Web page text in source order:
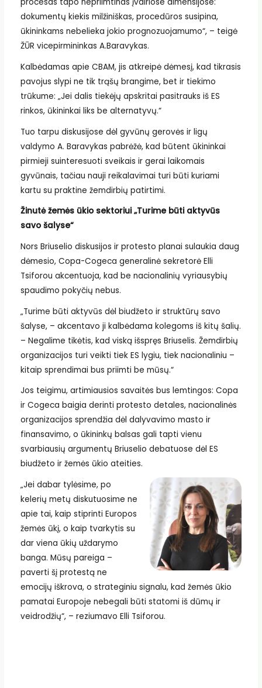
dokumentų kiekis milžiniškas, procedūros susipina,
ūkininkams nebelieka jokio prognozuojamumo“, – teigė
ŽŪR vicepirmininkas A.Baravykas.
Kalbėdamas apie CBAM, jis atkreipė dėmesį, kad tikrasis
pavojus slypi ne tik trąšų brangime, bet ir tiekimo
trūkume: „Jei dalis tiekėjų apskritai pasitrauks iš ES
rinkos, ūkininkai liks be alternatyvų.“
Tuo tarpu diskusijose dėl gyvūnų gerovės ir ligų
valdymo A. Baravykas pabrėžė, kad būtent ūkininkai
pirmieji suinteresuoti sveikais ir gerai laikomais
gyvūnais, tačiau nauji reikalavimai turi būti kuriami
kartu su praktine žemdirbių patirtimi.
Žinutė žemės ūkio sektoriui „Turime būti aktyvūs
savo šalyse“
Nors Briuselio diskusijos ir protesto planai sulaukia daug
dėmesio, Copa-Cogeca generalinė sekretorė Elli
Tsiforou akcentuoja, kad be nacionalinių vyriausybių
spaudimo pokyčių nebus.
„Turime būti aktyvūs dėl biudžeto ir struktūrų savo
šalyse, – akcentavo ji kalbėdama kolegoms iš kitų šalių.
– Negalime tikėtis, kad viską išspręs Briuselis. Žemdirbių
organizacijos turi veikti tiek ES lygiu, tiek nacionaliniu –
kitaip sprendimai bus priimti be mūsų.“
Jos teigimu, artimiausios savaitės bus lemtingos: Copa
ir Cogeca baigia derinti protesto detales, nacionalinės
organizacijos sprendžia dėl dalyvavimo masto ir
finansavimo, o ūkininkų balsas gali tapti vienu
svarbiausių argumentų Briuselio debatuose dėl ES
biudžeto ir žemės ūkio ateities.
„Jei dabar tylėsime, po
kelerių metų diskutuosime ne
apie tai, kaip stiprinti Europos
žemės ūkį, o kaip tvarkytis su
dar viena ūkių uždarymo
banga. Mūsų pareiga –
paverti šį protestą ne
emocijų iškrova, o strateginiu signalu, kad žemės ūkio
pamatai Europoje nebegali būti statomi iš dūmų ir
veidrodžių“, – reziumavo Elli Tsiforou.